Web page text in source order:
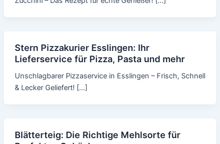
Stern Pizzakurier Esslingen: Ihr
Lieferservice für Pizza, Pasta und mehr
Unschlagbarer Pizzaservice in Esslingen – Frisch, Schnell
& Lecker Geliefert! […]
Blätterteig: Die Richtige Mehlsorte für